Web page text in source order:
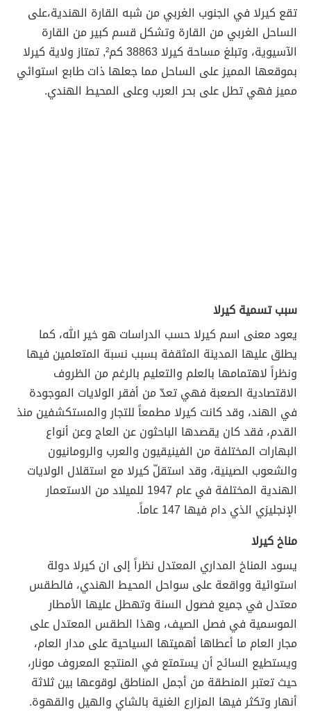
تقع كيرلا في الجنوب الغربي من شبه القارة الهندية،على
الساحل الغربي من القارة وتشكل قسم كبير من القارة
الآسيوية، وتبلغ مساحة كيرلا 38863 كم², تمتاز ولاية كيرلا
بموقعها المميز على الساحل مما جعلها ذات طابع استوائي
مميز فهي تطل على بحر العرب وعلى المحيط الهندي.
سبب تسمية كيرلا
يعود معنى اسم كيرلا حسب الدراسات هو خير الله، كما
يطلق عليها المدينة المثقفة بسبب نسبة المتعلمين فيها
ونظراً لاهتمامها بالعلم والتعليم بالرغم من الظروف
الاقتصادية الصعبة فهي تعدّ من أفقر الولايات الموجودة
في الهند، وقد كانت كيرلا مطمعاً للتجار والمستكشفين منذ
القدم، فقد كان يقصدها الباحثون عن العاج وعن أنواع
البهارات المختلفة من الفينيقيون والعرب والرومانيون
والشعوب الصينية، وقد استقلّ كيرلا مع استقلال الولايات
الهندية المختلفة في عام 1947 للميلاد من الاستعمار
الإنجليزي الذي دام فيها 147 عاماً.
مناخ كيرلا
يسود المناخ المداري المعتدل نظراً إلى ان كيرلا دولة
استوائية وواقعة على سواحل المحيط الهندي، فالطقس
معتدل في جميع فصول السنة وتهطل عليها الأمطار
الموسمية في فصل الصيف، وهذا الطقس المعتدل على
مجار العام ما أعطاها أهميتها السياحية على مدار العام،
ويستطيع السائح أن يستمتع في المنتجع المعروف مونار،
حيث تعتبر المنطقة من أجمل المناطق لوقوعها بين ثلاثة
أنهار وتكثر فيها المزارع الغنية بالشاي والهيل والقهوة.